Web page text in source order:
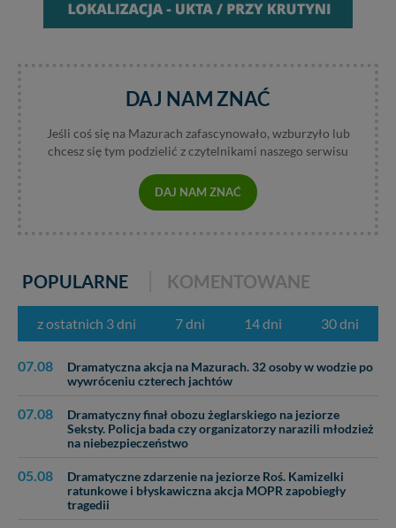
DAJ NAM ZNAĆ
Jeśli coś się na Mazurach zafascynowało, wzburzyło lub
chcesz się tym podzielić z czytelnikami naszego serwisu
DAJ NAM ZNAĆ
POPULARNE KOMENTOWANE
z ostatnich 3 dni 7 dni 14 dni 30 dni
07.08
Dramatyczna akcja na Mazurach. 32 osoby w wodzie po
wywróceniu czterech jachtów
07.08
Dramatyczny finał obozu żeglarskiego na jeziorze
Seksty. Policja bada czy organizatorzy narazili młodzież
na niebezpieczeństwo
05.08
Dramatyczne zdarzenie na jeziorze Roś. Kamizelki
ratunkowe i błyskawiczna akcja MOPR zapobiegły
tragedii
skontaktować się za pośrednictwem tej
danych, zażądać ich poprawienia lub usunięcia,
zabronić ich przetwarzania. Pamiętaj jednak, że nie
zawsze jest możliwe techniczne zrealizowanie Twoich
cookies. Twoja przeglądarka umożliwia Ci skasowanie
tych plików - w pewnych przypadkach nie możemy tego
Dziękujemy, i życzmy miłego odkrywania Mazur na